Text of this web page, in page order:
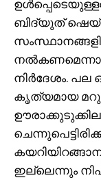
ബിദ്യുത്
നിർദേശം. പല
കൃത്യമായ
ഇല്ലെന്നും